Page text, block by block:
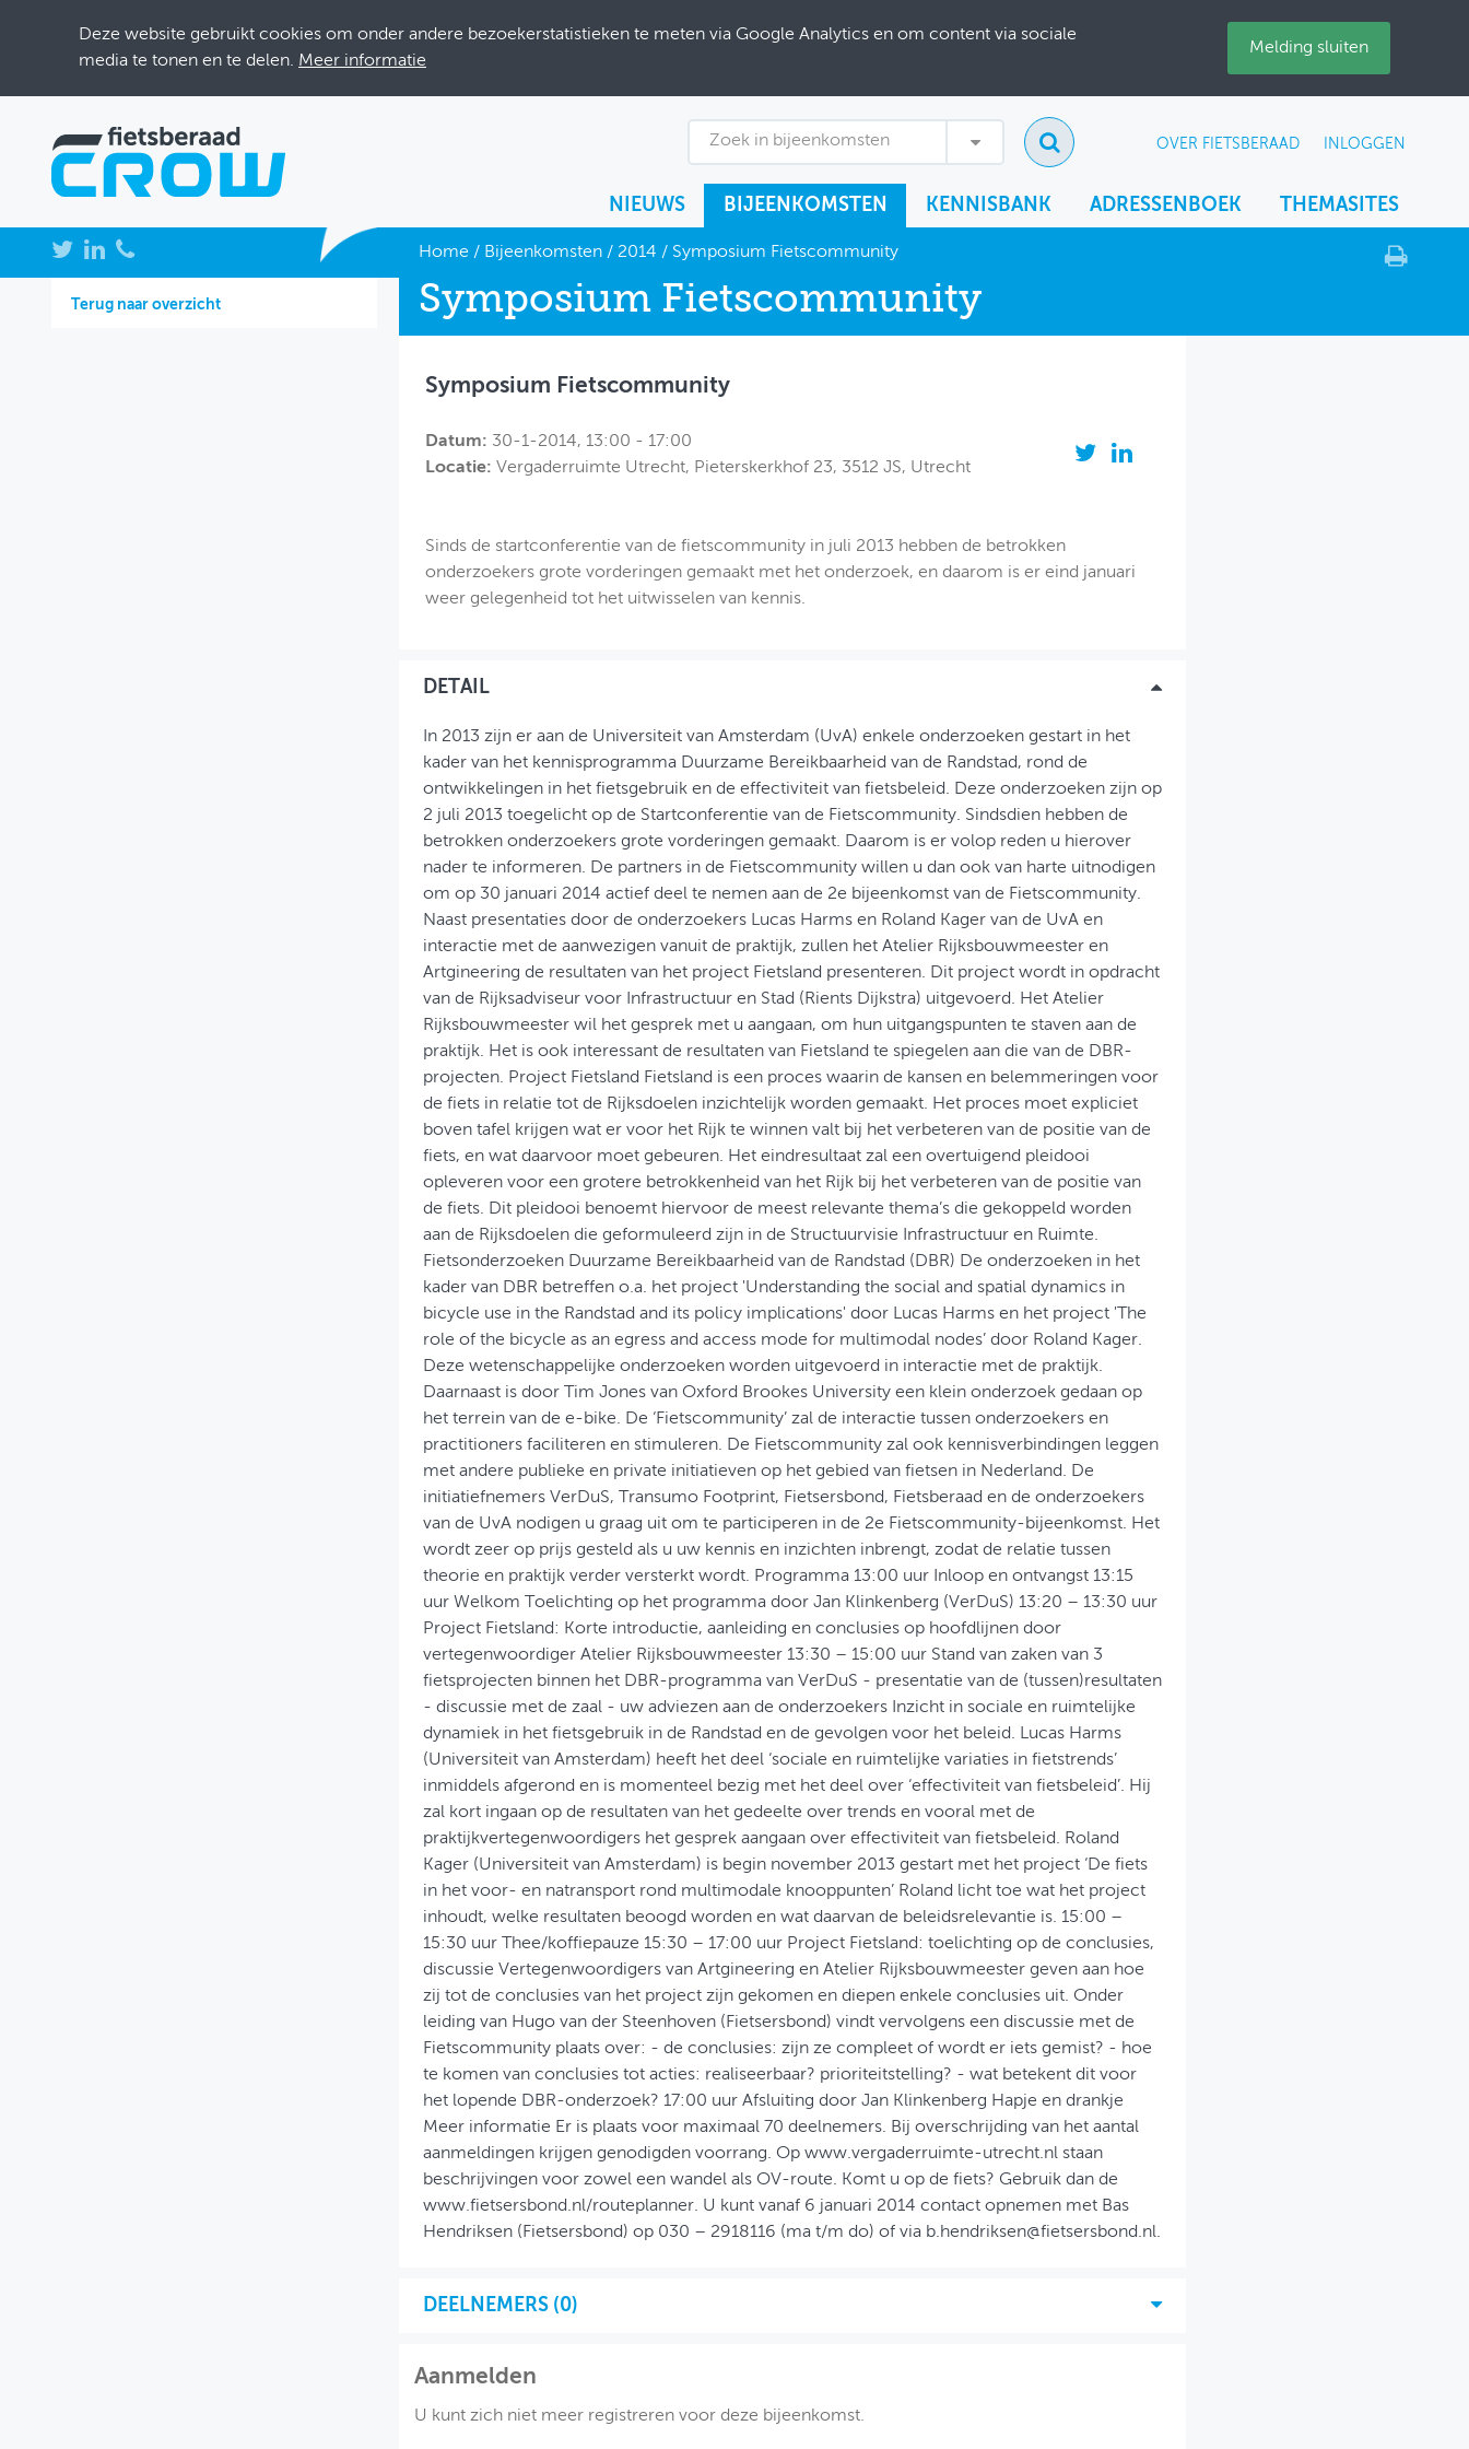
Deze website gebruikt cookies om onder andere bezoekerstatistieken te meten via Google Analytics en om content via sociale
media te tonen en te delen. Meer informatie
Melding sluiten
Zoek in bijeenkomsten OVER FIETSBERAAD INLOGGEN
NIEUWS BIJEENKOMSTEN KENNISBANK ADRESSENBOEK THEMASITES
NIEUWS
BIJEENKOMSTEN
Home / Bijeenkomsten/ 2014 / Symposium Fietscommunity
Terug naar overzicht Symposium Fietscommunity
Symposium Fietscommunity
Datum: 30-1-2014, 13:00 - 17:00
Locatie: Vergaderruimte Utrecht, Pieterskerkhof 23, 3512 JS, Utrecht
Sinds de startconferentie van de fietscommunity in juli 2013 hebben de betrokken
onderzoekers grote vorderingen gemaakt met het onderzoek, en daarom is er eind januari
weer gelegenheid tot het uitwisselen van kennis.
DETAIL
In 2013 zijn er aan de Universiteit van Amsterdam (UvA) enkele onderzoeken gestart in het
kader van het kennisprogramma Duurzame Bereikbaarheid van de Randstad, rond de
ontwikkelingen in het fietsgebruik en de effectiviteit van fietsbeleid. Deze onderzoeken zijn op
2 juli 2013 toegelicht op de Startconferentie van de Fietscommunity. Sindsdien hebben de
betrokken onderzoekers grote vorderingen gemaakt. Daarom is er volop reden u hierover
nader te informeren. De partners in de Fietscommunity willen u dan ook van harte uitnodigen
om op 30 januari 2014 actief deel te nemen aan de 2e bijeenkomst van de Fietscommunity.
Naast presentaties door de onderzoekers Lucas Harms en Roland Kager van de UvA en
interactie met de aanwezigen vanuit de praktijk, zullen het Atelier Rijksbouwmeester en
Artgineering de resultaten van het project Fietsland presenteren. Dit project wordt in opdracht
van de Rijksadviseur voor Infrastructuur en Stad (Rients Dijkstra) uitgevoerd. Het Atelier
Rijksbouwmeester wil het gesprek met u aangaan, om hun uitgangspunten te staven aan de
praktijk. Het is ook interessant de resultaten van Fietsland te spiegelen aan die van de DBR-
projecten. Project Fietsland Fietsland is een proces waarin de kansen en belemmeringen voor
de fiets in relatie tot de Rijksdoelen inzichtelijk worden gemaakt. Het proces moet expliciet
boven tafel krijgen wat er voor het Rijk te winnen valt bij het verbeteren van de positie van de
fiets, en wat daarvoor moet gebeuren. Het eindresultaat zal een overtuigend pleidooi
opleveren voor een grotere betrokkenheid van het Rijk bij het verbeteren van de positie van
de fiets. Dit pleidooi benoemt hiervoor de meest relevante thema’s die gekoppeld worden
aan de Rijksdoelen die geformuleerd zijn in de Structuurvisie Infrastructuur en Ruimte.
Fietsonderzoeken Duurzame Bereikbaarheid van de Randstad (DBR) De onderzoeken in het
kader van DBR betreffen o.a. het project 'Understanding the social and spatial dynamics in
bicycle use in the Randstad and its policy implications' door Lucas Harms en het project 'The
role of the bicycle as an egress and access mode for multimodal nodes’ door Roland Kager.
Deze wetenschappelijke onderzoeken worden uitgevoerd in interactie met de praktijk.
Daarnaast is door Tim Jones van Oxford Brookes University een klein onderzoek gedaan op
het terrein van de e-bike. De ‘Fietscommunity’ zal de interactie tussen onderzoekers en
practitioners faciliteren en stimuleren. De Fietscommunity zal ook kennisverbindingen leggen
met andere publieke en private initiatieven op het gebied van fietsen in Nederland. De
initiatiefnemers VerDuS, Transumo Footprint, Fietsersbond, Fietsberaad en de onderzoekers
van de UvA nodigen u graag uit om te participeren in de 2e Fietscommunity-bijeenkomst. Het
wordt zeer op prijs gesteld als u uw kennis en inzichten inbrengt, zodat de relatie tussen
theorie en praktijk verder versterkt wordt. Programma 13:00 uur Inloop en ontvangst 13:15
uur Welkom Toelichting op het programma door Jan Klinkenberg (VerDuS) 13:20 – 13:30 uur
Project Fietsland: Korte introductie, aanleiding en conclusies op hoofdlijnen door
vertegenwoordiger Atelier Rijksbouwmeester 13:30 – 15:00 uur Stand van zaken van 3
fietsprojecten binnen het DBR-programma van VerDuS - presentatie van de (tussen)resultaten
- discussie met de zaal - uw adviezen aan de onderzoekers Inzicht in sociale en ruimtelijke
dynamiek in het fietsgebruik in de Randstad en de gevolgen voor het beleid. Lucas Harms
(Universiteit van Amsterdam) heeft het deel ‘sociale en ruimtelijke variaties in fietstrends’
inmiddels afgerond en is momenteel bezig met het deel over ‘effectiviteit van fietsbeleid’. Hij
zal kort ingaan op de resultaten van het gedeelte over trends en vooral met de
praktijkvertegenwoordigers het gesprek aangaan over effectiviteit van fietsbeleid. Roland
Kager (Universiteit van Amsterdam) is begin november 2013 gestart met het project ‘De fiets
in het voor- en natransport rond multimodale knooppunten’ Roland licht toe wat het project
inhoudt, welke resultaten beoogd worden en wat daarvan de beleidsrelevantie is. 15:00 –
15:30 uur Thee/koffiepauze 15:30 – 17:00 uur Project Fietsland: toelichting op de conclusies,
discussie Vertegenwoordigers van Artgineering en Atelier Rijksbouwmeester geven aan hoe
zij tot de conclusies van het project zijn gekomen en diepen enkele conclusies uit. Onder
leiding van Hugo van der Steenhoven (Fietsersbond) vindt vervolgens een discussie met de
Fietscommunity plaats over: - de conclusies: zijn ze compleet of wordt er iets gemist? - hoe
te komen van conclusies tot acties: realiseerbaar? prioriteitstelling? - wat betekent dit voor
het lopende DBR-onderzoek? 17:00 uur Afsluiting door Jan Klinkenberg Hapje en drankje
Meer informatie Er is plaats voor maximaal 70 deelnemers. Bij overschrijding van het aantal
aanmeldingen krijgen genodigden voorrang. Op www.vergaderruimte-utrecht.nl staan
beschrijvingen voor zowel een wandel als OV-route. Komt u op de fiets? Gebruik dan de
www.fietsersbond.nl/routeplanner. U kunt vanaf 6 januari 2014 contact opnemen met Bas
Hendriksen (Fietsersbond) op 030 – 2918116 (ma t/m do) of via b.hendriksen@fietsersbond.nl.
DEELNEMERS (0)
Aanmelden
U kunt zich niet meer registreren voor deze bijeenkomst.